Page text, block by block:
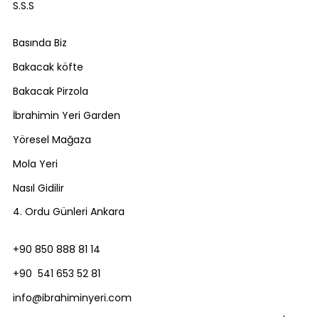
S.S.S
Basında Biz
Bakacak köfte
Bakacak Pirzola
İbrahimin Yeri Garden
Yöresel Mağaza
Mola Yeri
Nasıl Gidilir
4. Ordu Günleri Ankara
+90 850 888 81 14
+90 541 653 52 81
info@ibrahiminyeri.com